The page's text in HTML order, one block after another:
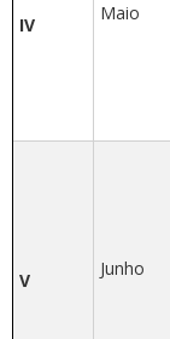
IV
Maio
V
Junho